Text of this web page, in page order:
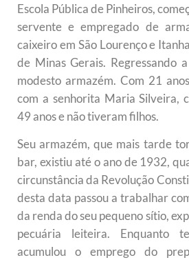
Escola Pública de Pinheiros,
servente e empregado de
caixeiro em São Lourenço e
de Minas Gerais. Regressando
modesto armazém. Com 21
com a senhorita Maria Silveira,
49 anos e não tiveram filhos.
Seu armazém, que mais tarde
bar, existiu até o ano de 1932,
circunstância da Revolução
desta data passou a trabalhar
da renda do seu pequeno sítio,
pecuária leiteira. Enquanto
acumulou o emprego do